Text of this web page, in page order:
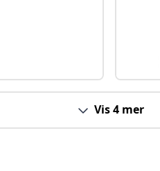
Vis 4 mer